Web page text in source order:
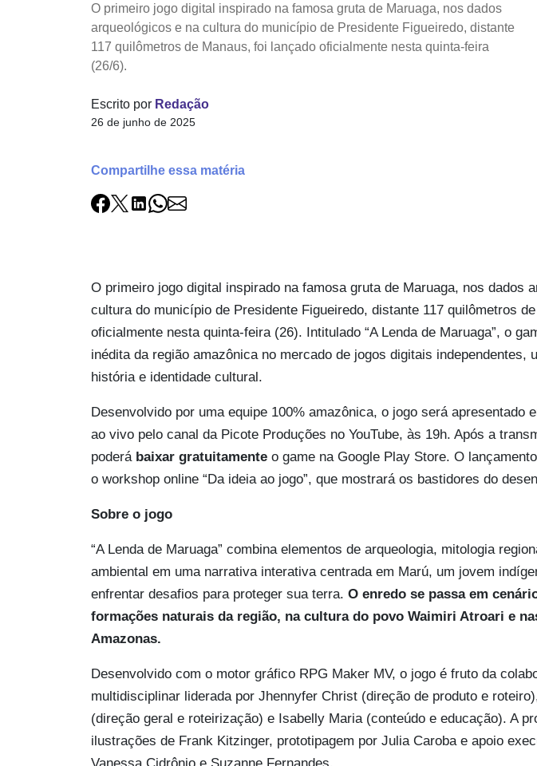
O primeiro jogo digital inspirado na famosa gruta de Maruaga, nos dados
arqueológicos e na cultura do município de Presidente Figueiredo, distante
117 quilômetros de Manaus, foi lançado oficialmente nesta quinta-feira
(26/6).
Escrito por Redação
26 de junho de 2025
Compartilhe essa matéria
O primeiro jogo digital inspirado na famosa gruta de Maruaga, nos dados
cultura do município de Presidente Figueiredo, distante 117 quilômetros
oficialmente nesta quinta-feira (26). Intitulado “A Lenda de Maruaga”, o
inédita da região amazônica no mercado de jogos digitais independentes,
história e identidade cultural.
Desenvolvido por uma equipe 100% amazônica, o jogo será apresentado
ao vivo pelo canal da Picote Produções no YouTube, às 19h. Após a
poderá baixar gratuitamente o game na Google Play Store. O
o workshop online “Da ideia ao jogo”, que mostrará os bastidores do
Sobre o jogo
“A Lenda de Maruaga” combina elementos de arqueologia, mitologia
ambiental em uma narrativa interativa centrada em Marú, um jovem
enfrentar desafios para proteger sua terra. O enredo se passa em
formações naturais da região, na cultura do povo Waimiri Atroari e
Amazonas.
Desenvolvido com o motor gráfico RPG Maker MV, o jogo é fruto da
multidisciplinar liderada por Jhennyfer Christ (direção de produto e
(direção geral e roteirização) e Isabelly Maria (conteúdo e educação). A
ilustrações de Frank Kitzinger, prototipagem por Julia Caroba e apoio